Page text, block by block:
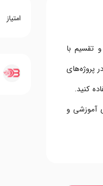
تقسیم با
پروژه‌های
کنید.
آموزشی و
امتیاز